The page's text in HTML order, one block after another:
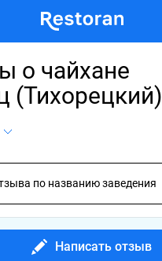
о чайхане
(Тихорецкий)
Написать отзыв